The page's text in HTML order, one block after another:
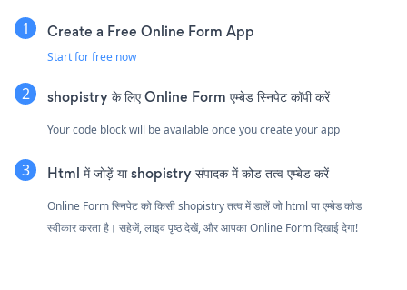
Create a Free Online Form App
Start for free now
shopistry के लिए Online Form एम्बेड स्निपेट कॉपी करें
Your code block will be available once you create your app
Html में जोड़ें या shopistry संपादक में कोड तत्व एम्बेड करें
Online Form स्निपेट को किसी shopistry तत्व में डालें जो html या एम्बेड कोड
स्वीकार करता है। सहेजें, लाइव पृष्ठ देखें, और आपका Online Form दिखाई देगा!